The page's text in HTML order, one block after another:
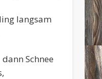
langsam
Schnee